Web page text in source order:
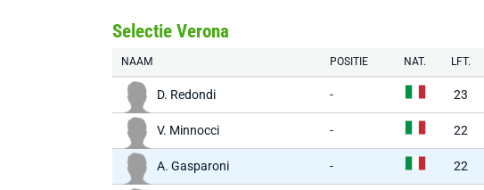
Selectie Verona
NAAM POSITIE NAT. LFT.
D. Redondi - 23
V. Minnocci - 22
A. Gasparoni - 22